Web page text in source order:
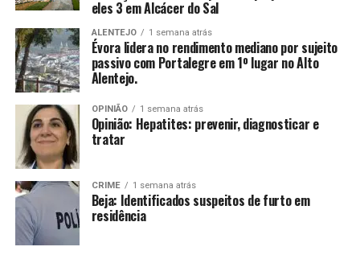
eles 3 em Alcácer do Sal
ALENTEJO 1 semana atrás
Évora lidera no rendimento mediano por sujeito
passivo com Portalegre em 1º lugar no Alto
Alentejo.
OPINIÃO 1 semana atrás
Opinião: Hepatites: prevenir, diagnosticar e
tratar
CRIME 1 semana atrás
Beja: Identificados suspeitos de furto em
residência